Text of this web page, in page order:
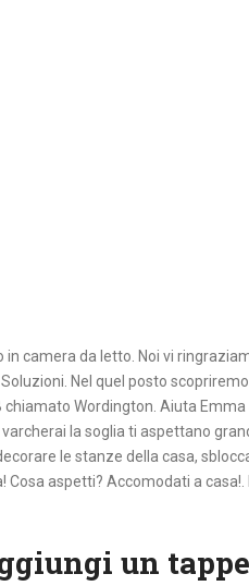
camera da letto. Noi vi
Nel quel posto
Wordington. Aiuta
la soglia ti aspettano
le stanze della casa,
Cosa aspetti? Accomodati a
un